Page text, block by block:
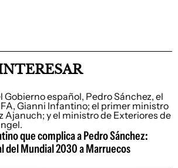
que complica a Pedro Sánchez:
del Mundial 2030 a Marruecos